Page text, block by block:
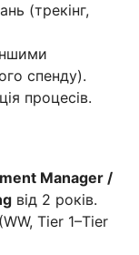
(трекінг,
спенду).
процесів.
Manager /
від 2 років.
Tier 1–Tier